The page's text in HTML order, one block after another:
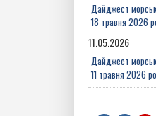
Дайджест
18 травня 2026
11.05.2026
Дайджест
11 травня 2026